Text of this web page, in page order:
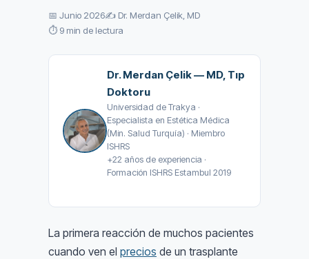
📅 Junio 2026✍️ Dr. Merdan Çelik, MD
⏱️ 9 min de lectura
Dr. Merdan Çelik — MD, Tıp
Doktoru
Universidad de Trakya ·
Especialista en Estética Médica
(Min. Salud Turquía) · Miembro
ISHRS
+22 años de experiencia ·
Formación ISHRS Estambul 2019
La primera reacción de muchos pacientes
cuando ven el precios de un trasplante